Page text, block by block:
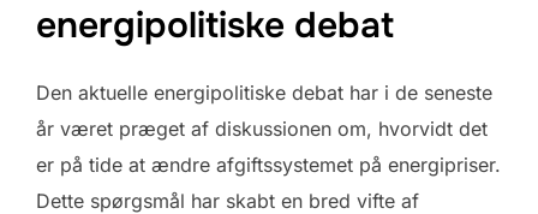
energipolitiske debat
Den aktuelle energipolitiske debat har i de seneste
år været præget af diskussionen om, hvorvidt det
er på tide at ændre afgiftssystemet på energipriser.
Dette spørgsmål har skabt en bred vifte af